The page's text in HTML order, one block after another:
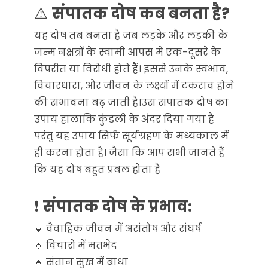
⚠️ संपातक दोष कब बनता है?
यह दोष तब बनता है जब लड़के और लड़की के
जन्म नक्षत्रों के स्वामी आपस में एक-दूसरे के
विपरीत या विरोधी होते हैं। इससे उनके स्वभाव,
विचारधारा, और जीवन के लक्ष्यों में टकराव होने
की संभावना बढ़ जाती है।उस संपातक दोष का
उपाय हालांकि कुंडली के अंदर दिया गया है
परंतु यह उपाय सिर्फ सूर्यग्रहण के मध्यकाल में
ही करना होता है। जैसा कि आप सभी जानते हैं
कि यह दोष बहुत प्रबल होता है
❗ संपातक दोष के प्रभाव:
🔸 वैवाहिक जीवन में असंतोष और संघर्ष
🔸 विचारों में मतभेद
🔸 संतान सुख में बाधा